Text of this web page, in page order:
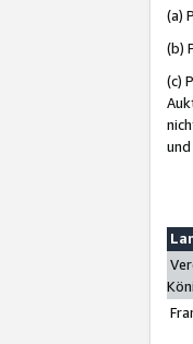
(a)
(b)
(c)
und